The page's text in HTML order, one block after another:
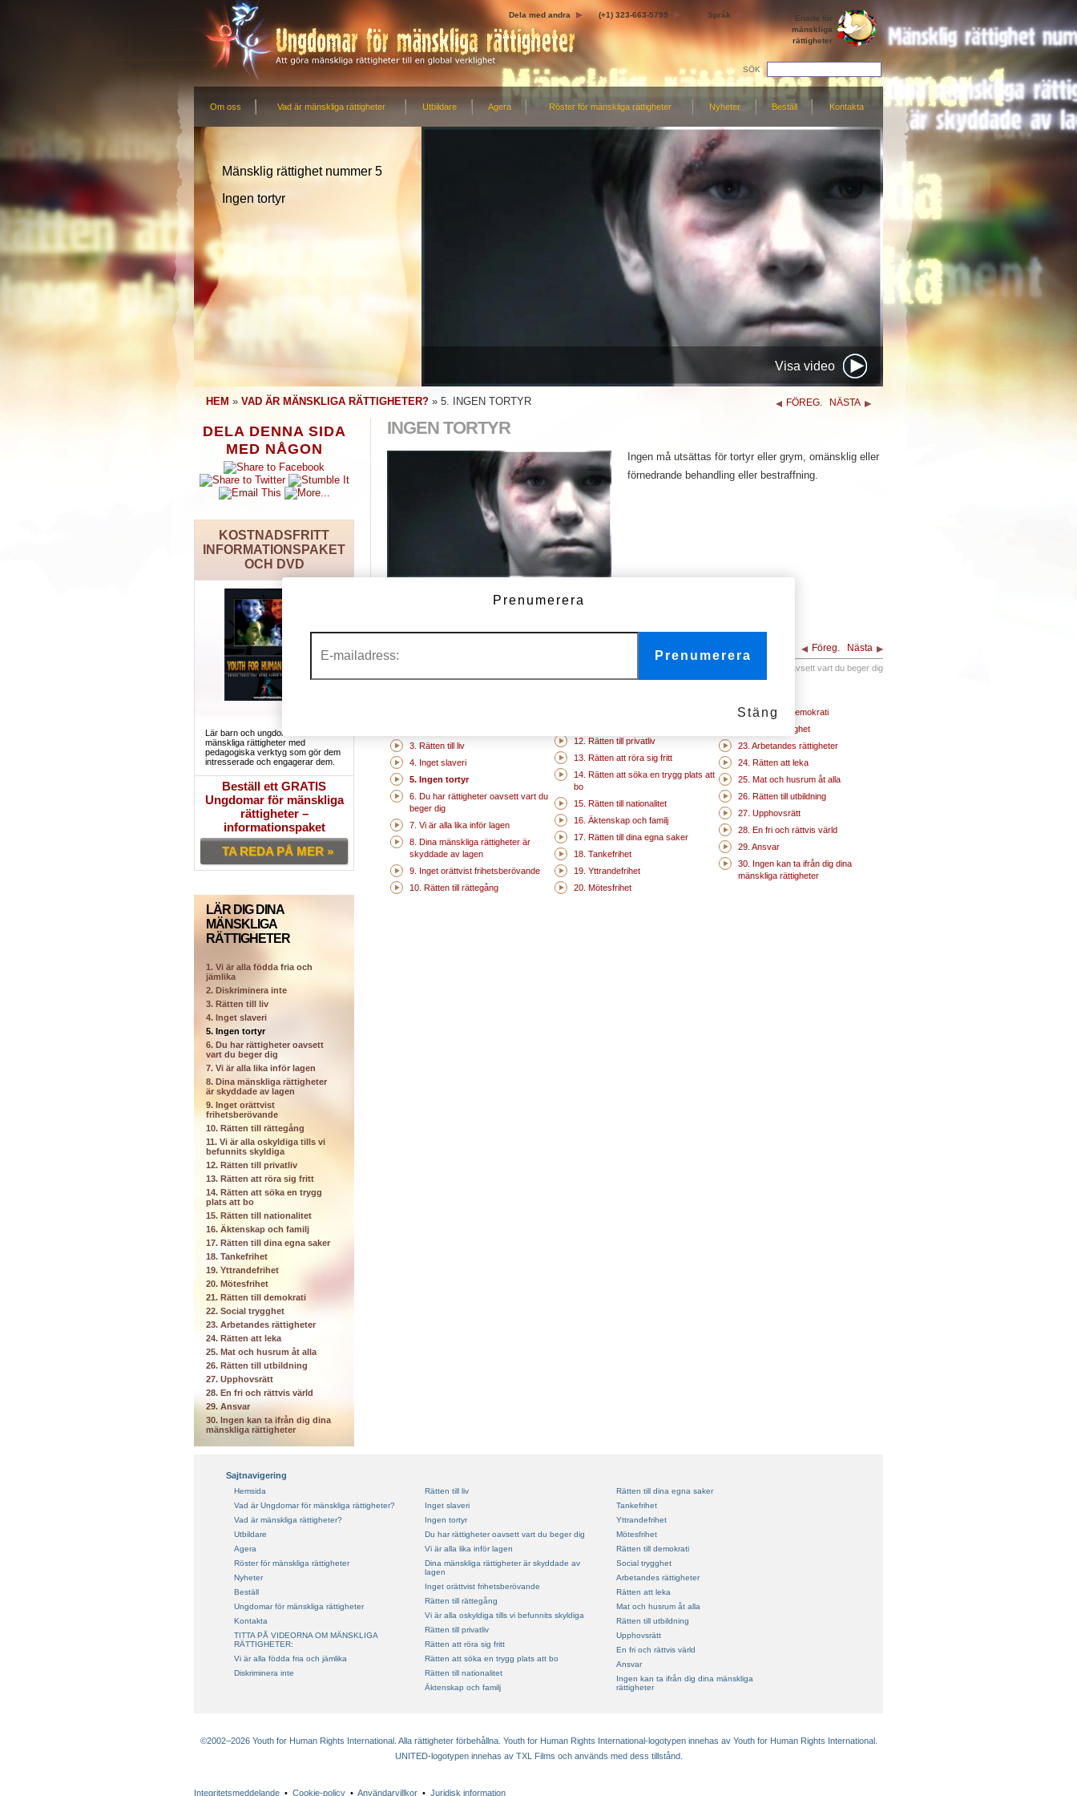
Dela med andra (+1) 323-663-5799 Språk
Enade för
mänskliga
rättigheter
SÖK
Om oss Vad är mänskliga rättigheter Utbildare Agera Röster för mänskliga rättigheter Nyheter Beställ Kontakta
Mänsklig rättighet nummer 5
Ingen tortyr
Visa video
HEM » VAD ÄR MÄNSKLIGA RÄTTIGHETER? » 5. INGEN TORTYR FÖREG. NÄSTA
DELA DENNA SIDA
MED NÅGON
KOSTNADSFRITT
INFORMATIONSPAKET
OCH DVD
Lär barn och ungdomar deras
mänskliga rättigheter med
pedagogiska verktyg som gör dem
intresserade och engagerar dem.
Beställ ett GRATIS
Ungdomar för mänskliga
rättigheter –
informationspaket
TA REDA PÅ MER »
LÄR DIG DINA
MÄNSKLIGA
RÄTTIGHETER
1. Vi är alla födda fria och
jämlika
2. Diskriminera inte
3. Rätten till liv
4. Inget slaveri
5. Ingen tortyr
6. Du har rättigheter oavsett
vart du beger dig
7. Vi är alla lika inför lagen
8. Dina mänskliga rättigheter
är skyddade av lagen
9. Inget orättvist
frihetsberövande
10. Rätten till rättegång
11. Vi är alla oskyldiga tills vi
befunnits skyldiga
12. Rätten till privatliv
13. Rätten att röra sig fritt
14. Rätten att söka en trygg
plats att bo
15. Rätten till nationalitet
16. Äktenskap och familj
17. Rätten till dina egna saker
18. Tankefrihet
19. Yttrandefrihet
20. Mötesfrihet
21. Rätten till demokrati
22. Social trygghet
23. Arbetandes rättigheter
24. Rätten att leka
25. Mat och husrum åt alla
26. Rätten till utbildning
27. Upphovsrätt
28. En fri och rättvis värld
29. Ansvar
30. Ingen kan ta ifrån dig dina
mänskliga rättigheter
INGEN TORTYR
Mänsklig rättighet nummer 5
Ingen må utsättas för tortyr eller grym, omänsklig eller
förnedrande behandling eller bestraffning.
Föreg. Nästa
6. Du har rättigheter oavsett vart du beger dig
3. Rätten till liv
4. Inget slaveri
5. Ingen tortyr
6. Du har rättigheter oavsett vart du
beger dig
7. Vi är alla lika inför lagen
8. Dina mänskliga rättigheter är
skyddade av lagen
9. Inget orättvist frihetsberövande
10. Rätten till rättegång
12. Rätten till privatliv
13. Rätten att röra sig fritt
14. Rätten att söka en trygg plats att
bo
15. Rätten till nationalitet
16. Äktenskap och familj
17. Rätten till dina egna saker
18. Tankefrihet
19. Yttrandefrihet
20. Mötesfrihet
21. Rätten till demokrati
22. Social trygghet
23. Arbetandes rättigheter
24. Rätten att leka
25. Mat och husrum åt alla
26. Rätten till utbildning
27. Upphovsrätt
28. En fri och rättvis värld
29. Ansvar
30. Ingen kan ta ifrån dig dina
mänskliga rättigheter
Sajtnavigering
Hemsida
Vad är Ungdomar för mänskliga rättigheter?
Vad är mänskliga rättigheter?
Utbildare
Agera
Röster för mänskliga rättigheter
Nyheter
Beställ
Ungdomar för mänskliga rättigheter
Kontakta
TITTA PÅ VIDEORNA OM MÄNSKLIGA
RÄTTIGHETER:
Vi är alla födda fria och jämlika
Diskriminera inte
Rätten till liv
Inget slaveri
Ingen tortyr
Du har rättigheter oavsett vart du beger dig
Vi är alla lika inför lagen
Dina mänskliga rättigheter är skyddade av
lagen
Inget orättvist frihetsberövande
Rätten till rättegång
Vi är alla oskyldiga tills vi befunnits skyldiga
Rätten till privatliv
Rätten att röra sig fritt
Rätten att söka en trygg plats att bo
Rätten till nationalitet
Äktenskap och familj
Rätten till dina egna saker
Tankefrihet
Yttrandefrihet
Mötesfrihet
Rätten till demokrati
Social trygghet
Arbetandes rättigheter
Rätten att leka
Mat och husrum åt alla
Rätten till utbildning
Upphovsrätt
En fri och rättvis värld
Ansvar
Ingen kan ta ifrån dig dina mänskliga
rättigheter
©2002–2026 Youth for Human Rights International. Alla rättigheter förbehållna. Youth for Human Rights International-logotypen innehas av Youth for Human Rights International.
UNITED-logotypen innehas av TXL Films och används med dess tillstånd.
Integritetsmeddelande • Cookie-policy • Användarvillkor • Juridisk information
Prenumerera
Prenumerera
Stäng